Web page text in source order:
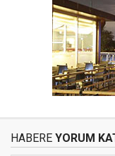
HABERE YORUM